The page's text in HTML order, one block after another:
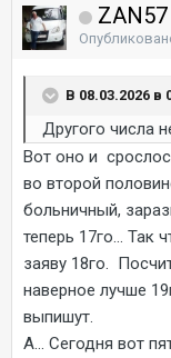
ZAN57
В 08.03.2026 в
Другого числа
Вот оно и
во второй
больничный,
теперь 17го... Так
заяву 18го.
наверное лучше
выпишут.
А... Сегодня вот